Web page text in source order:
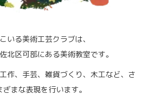
いる美術工芸クラブは、
北区可部にある美術教室です。
作、手芸、雑貨づくり、木工など、さ
ざまな表現を行います。